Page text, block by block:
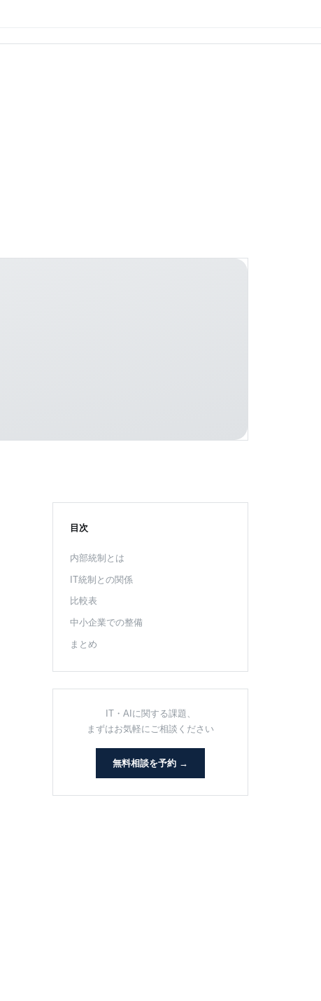
目次
内部統制とは
IT統制との関係
比較表
中小企業での整備
まとめ
IT・AIに関する課題、
まずはお気軽にご相談ください
無料相談を予約 →